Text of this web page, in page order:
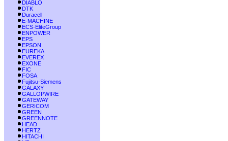
DIABLO
DTK
Duracell
E-MACHINE
ECS-EliteGroup
ENPOWER
EPS
EPSON
EUREKA
EVEREX
EXONE
FIC
FOSA
Fujitsu-Siemens
GALAXY
GALLOPWIRE
GATEWAY
GERICOM
GREEN
GREENNOTE
HEAD
HERTZ
HITACHI